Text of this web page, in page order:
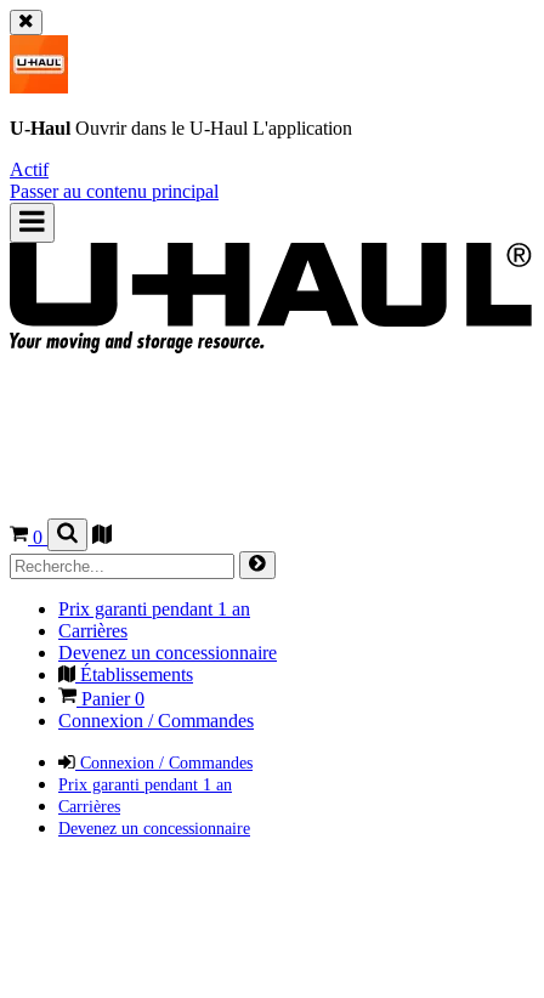
U-Haul Ouvrir dans le U-Haul L'application
Actif
Passer au contenu principal
0
Prix garanti pendant 1 an
Carrières
Devenez un concessionnaire
Établissements
Panier0
Connexion / Commandes
Connexion / Commandes
Prix garanti pendant 1 an
Carrières
Devenez un concessionnaire